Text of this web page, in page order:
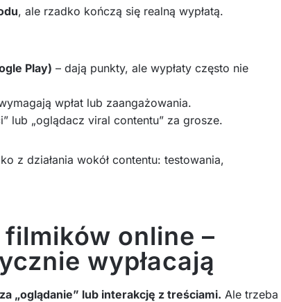
, ale rzadko kończą się realną wypłatą.
Play) – dają punkty, ale wypłaty często nie
wpłat lub zaangażowania.
lub „oglądacz viral contentu” za grosze.
z działania wokół contentu: testowania,
online –
wypłacają
„oglądanie” lub interakcję z treściami. Ale trzeba